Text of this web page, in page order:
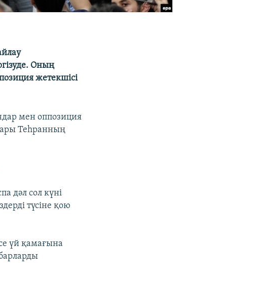
Оның
жетекшісі
мен оппозиция
Теһранның
дәл сол күні
түсіне қою
үй қамағына